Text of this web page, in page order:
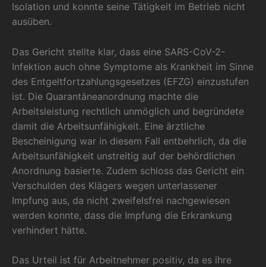
Isolation und konnte seine Tätigkeit im Betrieb nicht
ausüben.
Das Gericht stellte klar, dass eine SARS-CoV-2-
Infektion auch ohne Symptome als Krankheit im Sinne
des Entgeltfortzahlungsgesetzes (EFZG) einzustufen
ist. Die Quarantäneanordnung machte die
Arbeitsleistung rechtlich unmöglich und begründete
damit die Arbeitsunfähigkeit. Eine ärztliche
Bescheinigung war in diesem Fall entbehrlich, da die
Arbeitsunfähigkeit unstreitig auf der behördlichen
Anordnung basierte. Zudem schloss das Gericht ein
Verschulden des Klägers wegen unterlassener
Impfung aus, da nicht zweifelsfrei nachgewiesen
werden konnte, dass die Impfung die Erkrankung
verhindert hätte.
Das Urteil ist für Arbeitnehmer positiv, da es ihre